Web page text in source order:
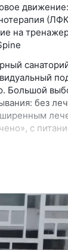
на
Большой
без
с
с горячей
переходы
выходить